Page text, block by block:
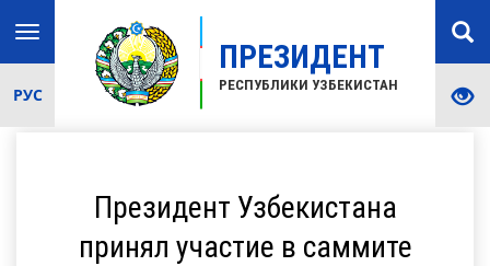
ПРЕЗИДЕНТ
РЕСПУБЛИКИ УЗБЕКИСТАН
Toggle
navigation
РУС
Президент Узбекистана
принял участие в саммите